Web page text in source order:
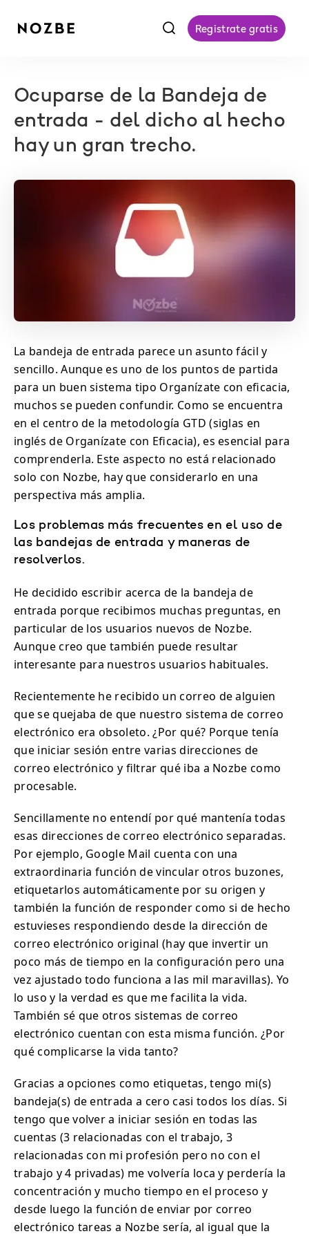
f Registrate gratis
Ocuparse de la Bandeja de
entrada - del dicho al hecho
hay un gran trecho.
La bandeja de entrada parece un asunto fácil y
sencillo. Aunque es uno de los puntos de partida
para un buen sistema tipo Organízate con eficacia,
muchos se pueden confundir. Como se encuentra
en el centro de la metodología GTD (siglas en
inglés de Organízate con Eficacia), es esencial para
comprenderla. Este aspecto no está relacionado
solo con Nozbe, hay que considerarlo en una
perspectiva más amplia.
Los problemas más frecuentes en el uso de
las bandejas de entrada y maneras de
resolverlos.
He decidido escribir acerca de la bandeja de
entrada porque recibimos muchas preguntas, en
particular de los usuarios nuevos de Nozbe.
Aunque creo que también puede resultar
interesante para nuestros usuarios habituales.
Recientemente he recibido un correo de alguien
que se quejaba de que nuestro sistema de correo
electrónico era obsoleto. ¿Por qué? Porque tenía
que iniciar sesión entre varias direcciones de
correo electrónico y filtrar qué iba a Nozbe como
procesable.
Sencillamente no entendí por qué mantenía todas
esas direcciones de correo electrónico separadas.
Por ejemplo, Google Mail cuenta con una
extraordinaria función de vincular otros buzones,
etiquetarlos automáticamente por su origen y
también la función de responder como si de hecho
estuvieses respondiendo desde la dirección de
correo electrónico original (hay que invertir un
poco más de tiempo en la configuración pero una
vez ajustado todo funciona a las mil maravillas). Yo
lo uso y la verdad es que me facilita la vida.
También sé que otros sistemas de correo
electrónico cuentan con esta misma función. ¿Por
qué complicarse la vida tanto?
Gracias a opciones como etiquetas, tengo mi(s)
bandeja(s) de entrada a cero casi todos los días. Si
tengo que volver a iniciar sesión en todas las
cuentas (3 relacionadas con el trabajo, 3
relacionadas con mi profesión pero no con el
trabajo y 4 privadas) me volvería loca y perdería la
concentración y mucho tiempo en el proceso y
desde luego la función de enviar por correo
electrónico tareas a Nozbe sería, al igual que la